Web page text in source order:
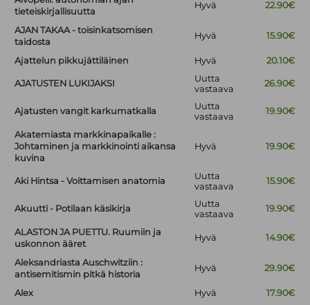
tieteiskirjallisuutta
Hyvä 22.90€
AJAN TAKAA - toisinkatsomisen
taidosta
Hyvä 15.90€
Ajattelun pikkujättiläinen Hyvä 20.10€
AJATUSTEN LUKIJAKSI
Uutta
vastaava
26.90€
Ajatusten vangit karkumatkalla
Uutta
vastaava
19.90€
Akatemiasta markkinapaikalle :
Johtaminen ja markkinointi aikansa
kuvina
Hyvä 19.90€
Aki Hintsa - Voittamisen anatomia
Uutta
vastaava
15.90€
Akuutti - Potilaan käsikirja
Uutta
vastaava
19.90€
ALASTON JA PUETTU. Ruumiin ja
uskonnon ääret
Hyvä 14.90€
Aleksandriasta Auschwitziin :
antisemitismin pitkä historia
Hyvä 29.90€
Alex Hyvä
17.90€